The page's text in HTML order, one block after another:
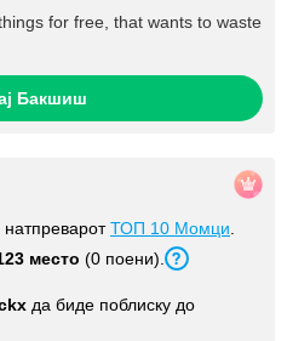
for free, that wants to waste
Бакшиш
натпреваротТОП 10 Момци
место (0 поени).
да биде поблиску до